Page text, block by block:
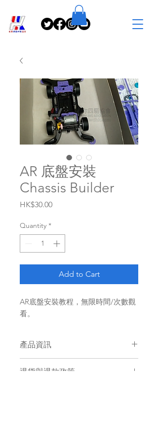
AR 底盤安裝
Chassis Builder
HK$30.00Price
Quantity *
Add to Cart
AR底盤安裝教程，無限時間/次數觀
看。
產品資訊
迷你四驅車產品。
退貨與退款政策